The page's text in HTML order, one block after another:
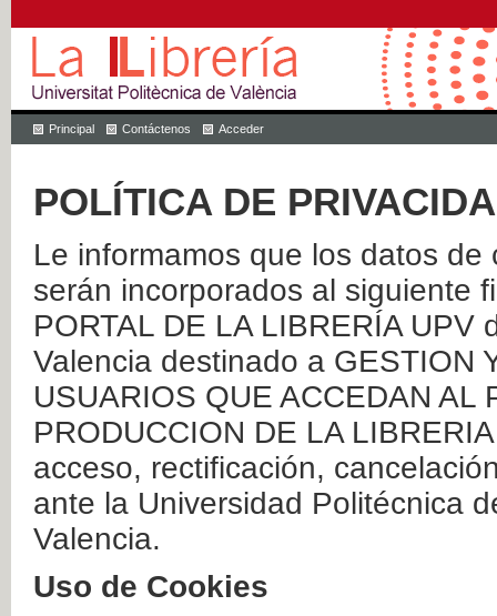
Principal Contáctenos Acceder
POLÍTICA DE
Le informamos que los datos
serán incorporados al siguiente
PORTAL DE LA LIBRERÍA
Valencia destinado a GESTION
USUARIOS QUE ACCEDAN AL
PRODUCCION DE LA
acceso, rectificación,
ante la Universidad Politécnica
Valencia.
Uso de Cookies